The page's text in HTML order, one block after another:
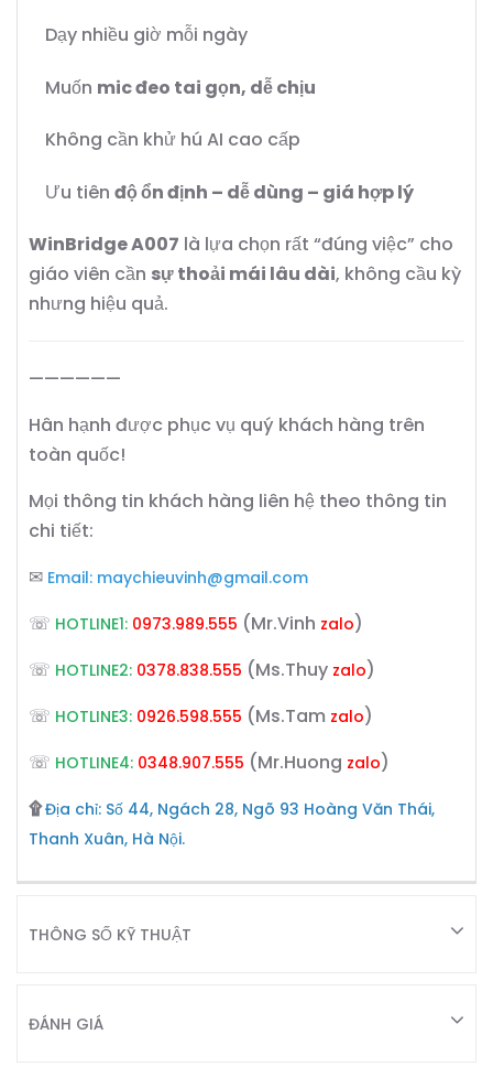
Dạy nhiều giờ mỗi ngày
Muốn mic đeo tai gọn, dễ chịu
Không cần khử hú AI cao cấp
Ưu tiên độ ổn định – dễ dùng – giá hợp lý
WinBridge A007 là lựa chọn rất “đúng việc” cho
giáo viên cần sự thoải mái lâu dài, không cầu kỳ
nhưng hiệu quả.
——————
Hân hạnh được phục vụ quý khách hàng trên
toàn quốc!
Mọi thông tin khách hàng liên hệ theo thông tin
chi tiết:
✉ Email: maychieuvinh@gmail.com
☏ HOTLINE1: 0973.989.555 (Mr.Vinh zalo)
☏ HOTLINE2: 0378.838.555 (Ms.Thuy zalo)
☏ HOTLINE3: 0926.598.555 (Ms.Tam zalo)
☏ HOTLINE4: 0348.907.555 (Mr.Huong zalo)
۩Địa chỉ: Số 44, Ngách 28, Ngõ 93 Hoàng Văn Thái,
Thanh Xuân, Hà Nội.
THÔNG SỐ KỸ THUẬT
ĐÁNH GIÁ